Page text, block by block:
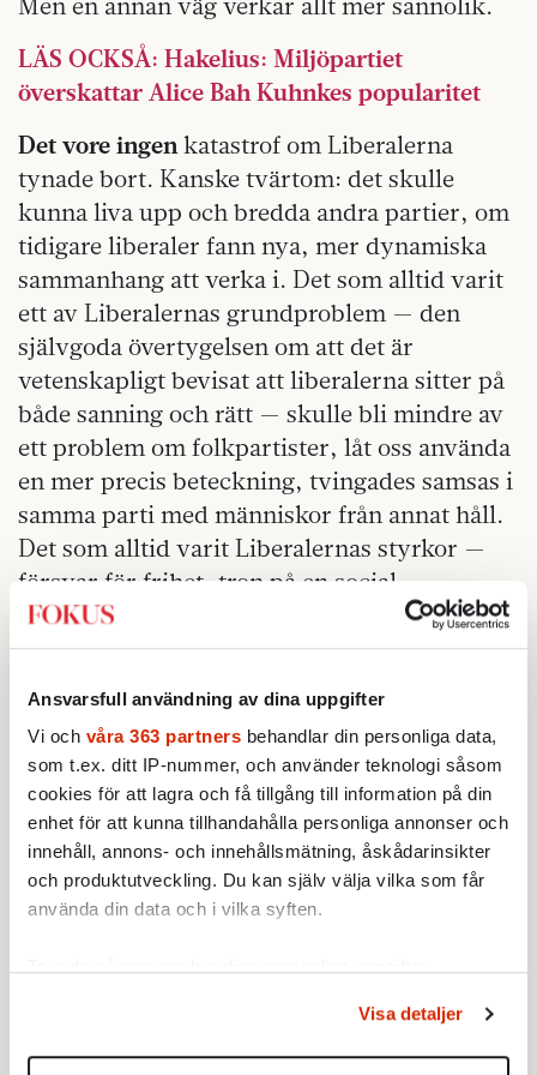
Ansvarsfull användning av dina uppgifter
Vi och våra 363 partners behandlar din personliga data,
som t.ex. ditt IP-nummer, och använder teknologi såsom
cookies för att lagra och få tillgång till information på din
enhet för att kunna tillhandahålla personliga annonser och
innehåll, annons- och innehållsmätning, åskådarinsikter
och produktutveckling. Du kan själv välja vilka som får
använda din data och i vilka syften.
Du kan ändra eller dra tillbaka ditt samtycke när som
helst från cookie-förklaringen.
Visa detaljer
LÄS OCKSÅ: Hakelius: Miljöpartiet
överskattar Alice Bah Kuhnkes popularitet
Det vore ingen katastrof om Liberalerna
tynade bort. Kanske tvärtom: det skulle
kunna liva upp och bredda andra partier, om
tidigare liberaler fann nya, mer dynamiska
sammanhang att verka i. Det som alltid varit
ett av Liberalernas grundproblem — den
självgoda övertygelsen om att det är
vetenskapligt bevisat att liberalerna sitter på
både sanning och rätt — skulle bli mindre av
ett problem om folkpartister, låt oss använda
en mer precis beteckning, tvingades samsas i
samma parti med människor från annat håll.
Det som alltid varit Liberalernas styrkor —
försvar för frihet, tron på en social
marknadsekonomi, rationell argumentation,
folkrörelseådran med frisinnet i minne —
inom vad som allt mer börjat likna en sekt,
upptagen med interna strider.
Alternativet till det är att någon av falangerna
inom Liberalerna tar sig samman, formulerar
en plan och börjar agera för att förverkliga
den, väl medvetna om att det innebär en risk
Sabuni har inte klarat av att göra det hittills.
Och hennes kritiker verkar nöjda med att